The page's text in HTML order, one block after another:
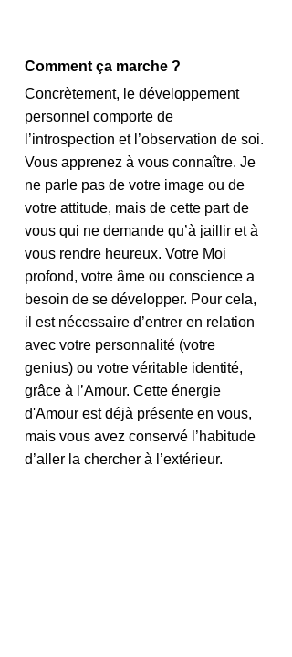
Comment ça marche ?
Concrètement, le développement
personnel comporte de
l’introspection et l’observation de soi.
Vous apprenez à vous connaître. Je
ne parle pas de votre image ou de
votre attitude, mais de cette part de
vous qui ne demande qu’à jaillir et à
vous rendre heureux. Votre Moi
profond, votre âme ou conscience a
besoin de se développer. Pour cela,
il est nécessaire d’entrer en relation
avec votre personnalité (votre
genius) ou votre véritable identité,
grâce à l’Amour. Cette énergie
d'Amour est déjà présente en vous,
mais vous avez conservé l’habitude
d’aller la chercher à l’extérieur.